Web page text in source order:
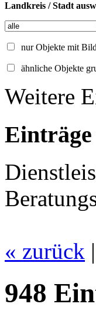
Landkreis / Stadt
nur Objekte mit Bild
ähnliche Objekte
Weitere
« zurück |
948